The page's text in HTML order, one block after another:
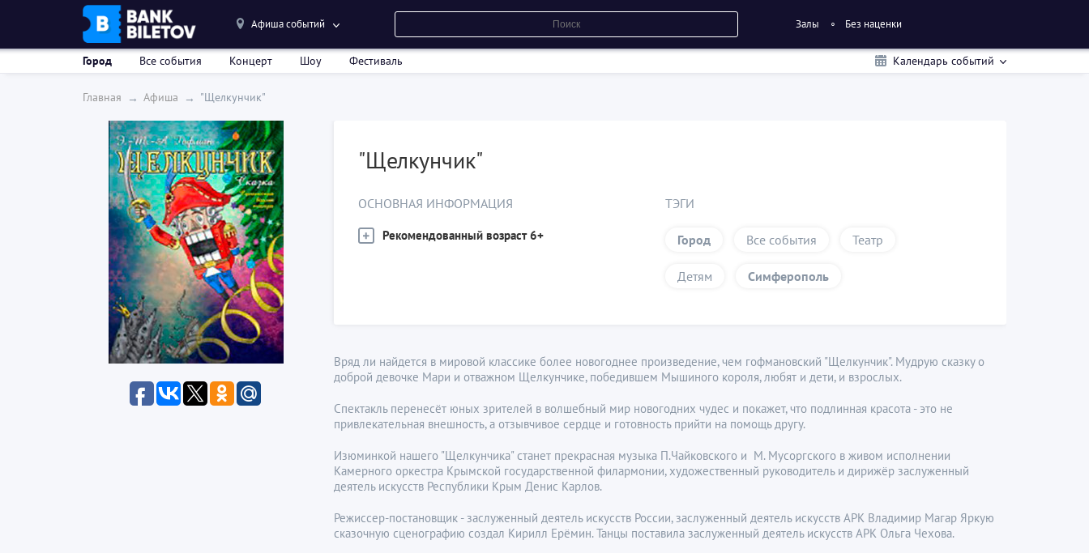
Афиша событий Залы Без наценки
Город Все события Концерт Шоу Фестиваль Календарь событий
Главная Афиша "Щелкунчик"
"Щелкунчик"
ОСНОВНАЯ ИНФОРМАЦИЯ
Рекомендованный возраст 6+
ТЭГИ
Город Все события Театр
Детям Симферополь
Вряд ли найдется в мировой классике более новогоднее произведение, чем гофмановский "Щелкунчик". Мудрую сказку о
доброй девочке Мари и отважном Щелкунчике, победившем Мышиного короля, любят и дети, и взрослых.
Спектакль перенесёт юных зрителей в волшебный мир новогодних чудес и покажет, что подлинная красота - это не
привлекательная внешность, а отзывчивое сердце и готовность прийти на помощь другу.
Изюминкой нашего "Щелкунчика" станет прекрасная музыка П.Чайковского и М. Мусоргского в живом исполнении
Камерного оркестра Крымской государственной филармонии, художественный руководитель и дирижёр заслуженный
деятель искусств Республики Крым Денис Карлов.
Режиссер-постановщик - заслуженный деятель искусств России, заслуженный деятель искусств АРК Владимир Магар Яркую
сказочную сценографию создал Кирилл Ерёмин. Танцы поставила заслуженный деятель искусств АРК Ольга Чехова.